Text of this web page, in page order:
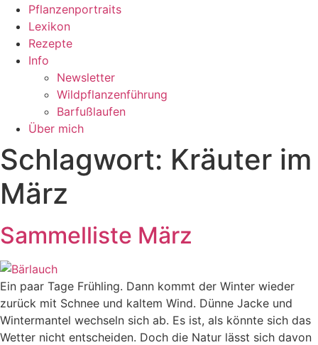
Pflanzenportraits
Lexikon
Rezepte
Info
Newsletter
Wildpflanzenführung
Barfußlaufen
Über mich
Schlagwort: Kräuter im
März
Sammelliste März
Ein paar Tage Frühling. Dann kommt der Winter wieder
zurück mit Schnee und kaltem Wind. Dünne Jacke und
Wintermantel wechseln sich ab. Es ist, als könnte sich das
Wetter nicht entscheiden. Doch die Natur lässt sich davon